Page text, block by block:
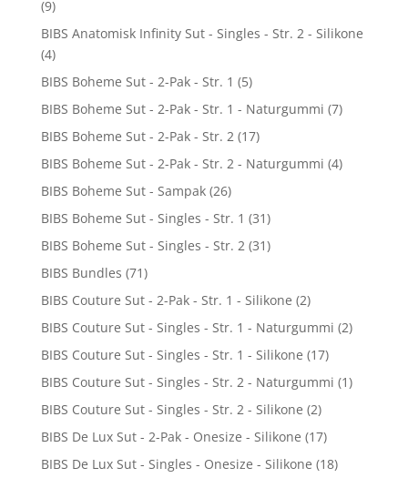
(9)
BIBS Anatomisk Infinity Sut - Singles - Str. 2 - Silikone
(4)
BIBS Boheme Sut - 2-Pak - Str. 1 (5)
BIBS Boheme Sut - 2-Pak - Str. 1 - Naturgummi (7)
BIBS Boheme Sut - 2-Pak - Str. 2 (17)
BIBS Boheme Sut - 2-Pak - Str. 2 - Naturgummi (4)
BIBS Boheme Sut - Sampak (26)
BIBS Boheme Sut - Singles - Str. 1 (31)
BIBS Boheme Sut - Singles - Str. 2 (31)
BIBS Bundles (71)
BIBS Couture Sut - 2-Pak - Str. 1 - Silikone (2)
BIBS Couture Sut - Singles - Str. 1 - Naturgummi (2)
BIBS Couture Sut - Singles - Str. 1 - Silikone (17)
BIBS Couture Sut - Singles - Str. 2 - Naturgummi (1)
BIBS Couture Sut - Singles - Str. 2 - Silikone (2)
BIBS De Lux Sut - 2-Pak - Onesize - Silikone (17)
BIBS De Lux Sut - Singles - Onesize - Silikone (18)